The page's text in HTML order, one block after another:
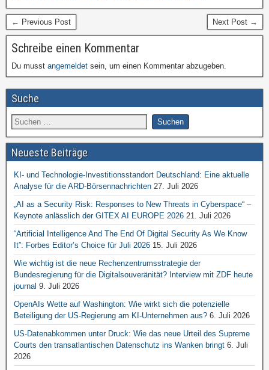
← Previous Post Next Post →
Schreibe einen Kommentar
Du musst angemeldet sein, um einen Kommentar abzugeben.
Suche
Neueste Beiträge
KI- und Technologie-Investitionsstandort Deutschland: Eine aktuelle
Analyse für die ARD-Börsennachrichten 27. Juli 2026
„AI as a Security Risk: Responses to New Threats in Cyberspace“ –
Keynote anlässlich der GITEX AI EUROPE 2026 21. Juli 2026
“Artificial Intelligence And The End Of Digital Security As We Know
It”: Forbes Editor’s Choice für Juli 2026 15. Juli 2026
Wie wichtig ist die neue Rechenzentrumsstrategie der
Bundesregierung für die Digitalsouveränität? Interview mit ZDF heute
journal 9. Juli 2026
OpenAIs Wette auf Washington: Wie wirkt sich die potenzielle
Beteiligung der US-Regierung am KI-Unternehmen aus? 6. Juli 2026
US-Datenabkommen unter Druck: Wie das neue Urteil des Supreme
Courts den transatlantischen Datenschutz ins Wanken bringt 6. Juli
2026